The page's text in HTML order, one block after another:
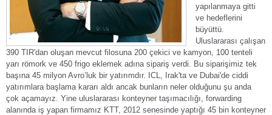
yapılanmaya gitti
ve hedeflerini
büyüttü.
Uluslararası çalışan
390 TIR'dan oluşan mevcut filosuna 200 çekici ve kamyon, 100 tenteli
yarı römork ve 450 frigo eklemek adına sipariş verdi. Bu siparişimiz tek
başına 45 milyon Avro’luk bir yatırımdır. ICL, Irak'ta ve Dubai'de ciddi
yatırımlara başlama kararı aldı ancak bunların neler olduğunu şu anda
çok açamayız. Yine uluslararası konteyner taşımacılığı, forwarding
alanında iş yapan firmamız KTT, 2012 senesinde yaptığı 45 bin konteyner